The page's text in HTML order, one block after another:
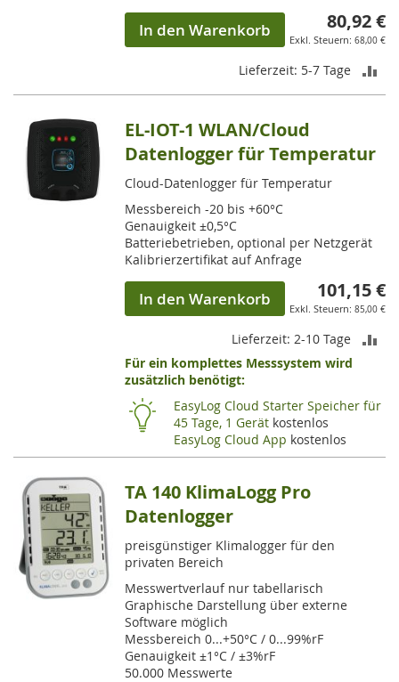
80,92 €
68,00 €
In den Warenkorb
Lieferzeit: 5-7 Tage
EL-IOT-1 WLAN/Cloud
Datenlogger für Temperatur
Cloud-Datenlogger für Temperatur
Messbereich -20 bis +60°C
Genauigkeit ±0,5°C
Batteriebetrieben, optional per Netzgerät
Kalibrierzertifikat auf Anfrage
101,15 €
85,00 €
In den Warenkorb
Lieferzeit: 2-10 Tage
Für ein komplettes Messsystem wird
zusätzlich benötigt:
EasyLog Cloud Starter Speicher für
45 Tage, 1 Gerät kostenlos
EasyLog Cloud App kostenlos
TA 140 KlimaLogg Pro
Datenlogger
preisgünstiger Klimalogger für den
privaten Bereich
Messwertverlauf nur tabellarisch
Graphische Darstellung über externe
Software möglich
Messbereich 0...+50°C / 0...99%rF
Genauigkeit ±1°C / ±3%rF
50.000 Messwerte